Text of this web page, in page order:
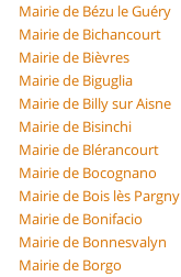
Mairie de Bézu le Guéry
Mairie de Bichancourt
Mairie de Bièvres
Mairie de Biguglia
Mairie de Billy sur Aisne
Mairie de Bisinchi
Mairie de Blérancourt
Mairie de Bocognano
Mairie de Bois lès Pargny
Mairie de Bonifacio
Mairie de Bonnesvalyn
Mairie de Borgo